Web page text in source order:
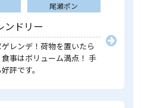
尾瀬ポン
ドリー
レンデ！荷物を置いたら
事はボリューム満点！ 手
評です。